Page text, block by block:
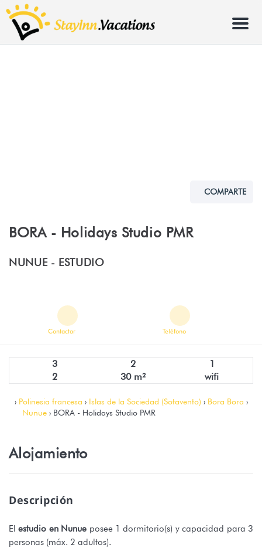
Menu
COMPARTE
BORA - Holidays Studio PMR
NUNUE - ESTUDIO
Contactar Teléfono
3 2
1
2
30 m² wifi
› Polinesia francesa › Islas de la Sociedad (Sotavento) › Bora Bora ›
Nunue› BORA - Holidays Studio PMR
Alojamiento
Descripción
Elestudio en Nunue posee 1 dormitorio(s) y capacidad para 3
personas (máx. 2 adultos).